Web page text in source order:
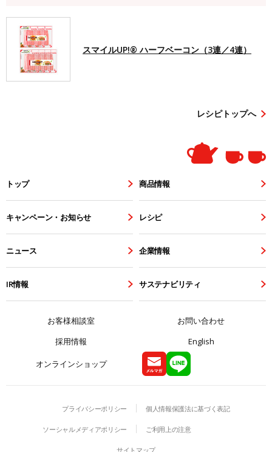
スマイルUP!® ハーフベーコン（3連／4連）
レシピトップへ
トップ 商品情報
キャンペーン・お知らせ レシピ
ニュース 企業情報
IR情報 サステナビリティ
お客様相談室
お問い合わせ
採用情報
English
オンラインショップ
プライバシーポリシー 個人情報保護法に基づく表記
ソーシャルメディアポリシー ご利用上の注意
サイトマップ